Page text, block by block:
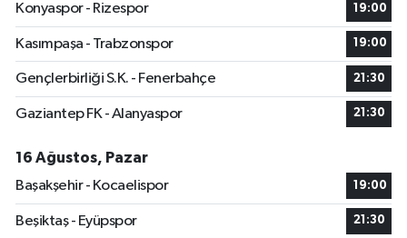
Konyaspor - Rizespor
19:00
Kasımpaşa - Trabzonspor 19:00
Gençlerbirliği S.K. - Fenerbahçe 21:30
Gaziantep FK - Alanyaspor 21:30
16 Ağustos, Pazar
Başakşehir - Kocaelispor
19:00
Beşiktaş - Eyüpspor 21:30